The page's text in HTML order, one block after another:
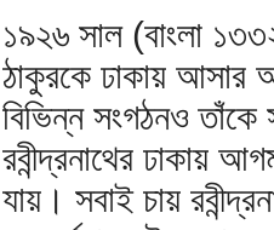
১৯২৬ সাল (বাংলা
ঠাকুরকে ঢাকায় আসার
বিভিন্ন সংগঠনও তাঁকে
রবীন্দ্রনাথের ঢাকায়
যায়। সবাই চায়